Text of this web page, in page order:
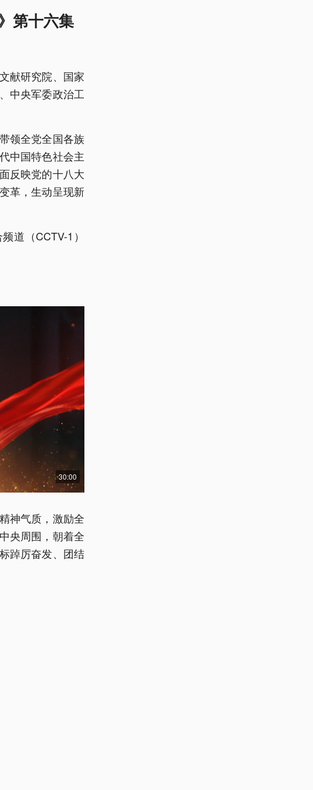
第十六集
献研究院、国家
中央军委政治工
领全党全国各族
中国特色社会主
反映党的十八大
革，生动呈现新
道（CCTV-1）
30:00
神气质，激励全
央周围，朝着全
踔厉奋发、团结